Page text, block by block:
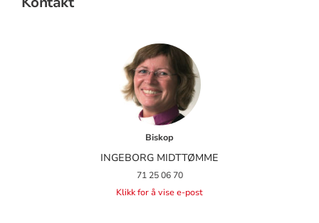
Biskop
INGEBORG MIDTTØMME
71 25 06 70
Klikk for å vise e-post